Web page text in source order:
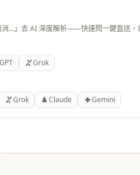
…」去 AI 深度解析——快速問一鍵直送，
Grok
Grok Claude Gemini